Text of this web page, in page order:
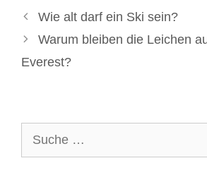
Wie alt darf ein Ski sein?
Warum bleiben die Leichen
Everest?
nach: